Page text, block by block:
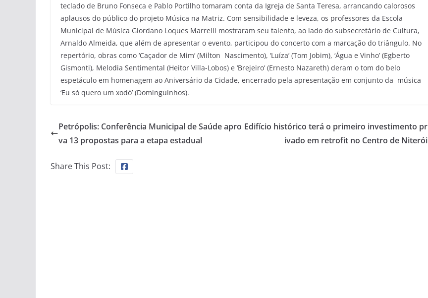
teclado de Bruno Fonseca e Pablo Portilho tomaram conta da Igreja de Santa Teresa, arrancando calorosos
aplausos do público do projeto Música na Matriz. Com sensibilidade e leveza, os professores da Escola
Municipal de Música Giordano Loques Marrelli mostraram seu talento, ao lado do subsecretário de Cultura,
Arnaldo Almeida, que além de apresentar o evento, participou do concerto com a marcação do triângulo. No
repertório, obras como ‘Caçador de Mim’ (Milton Nascimento), ‘Luíza’ (Tom Jobim), ‘Água e Vinho’ (Egberto
Gismonti), Melodia Sentimental (Heitor Villa-Lobos) e ‘Brejeiro’ (Ernesto Nazareth) deram o tom do belo
espetáculo em homenagem ao Aniversário da Cidade, encerrado pela apresentação em conjunto da música
‘Eu só quero um xodó’ (Dominguinhos).
Petrópolis: Conferência Municipal de Saúde apro
va 13 propostas para a etapa estadual
Edifício histórico terá o primeiro investimento pr
ivado em retrofit no Centro de Niterói
Share This Post: